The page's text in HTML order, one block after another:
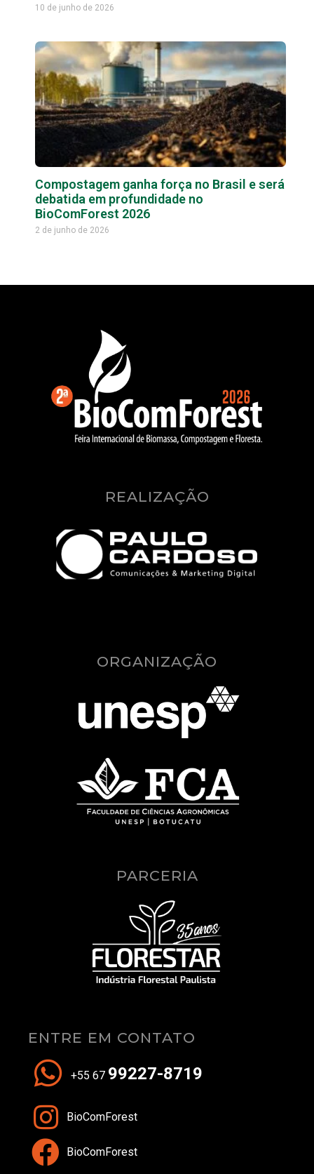
10 de junho de 2026
Compostagem ganha força no Brasil e será
debatida em profundidade no
BioComForest 2026
2 de junho de 2026
REALIZAÇÃO
ORGANIZAÇÃO
PARCERIA
ENTRE EM CONTATO
+55 67 99227-8719
BioComForest
BioComForest